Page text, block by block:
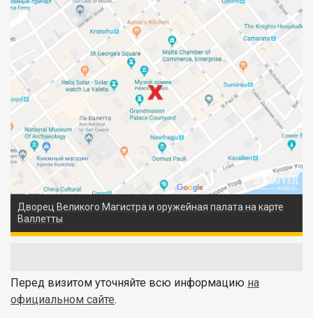
Дворец Великого Магистра и оружейная палата на карте
Валлетты
Перед визитом уточняйте всю информацию на
официальном сайте.